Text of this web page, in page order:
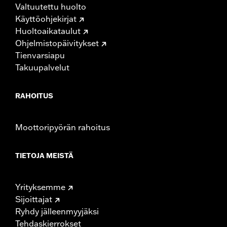
Valtuutettu huolto
Käyttöohjekirjat
Huoltoaikataulut
Ohjelmistopäivitykset
Tienvarsiapu
Takuupalvelut
RAHOITUS
Moottoripyörän rahoitus
TIETOJA MEISTÄ
Yrityksemme
Sijoittajat
Ryhdy jälleenmyyjäksi
Tehdaskierrokset